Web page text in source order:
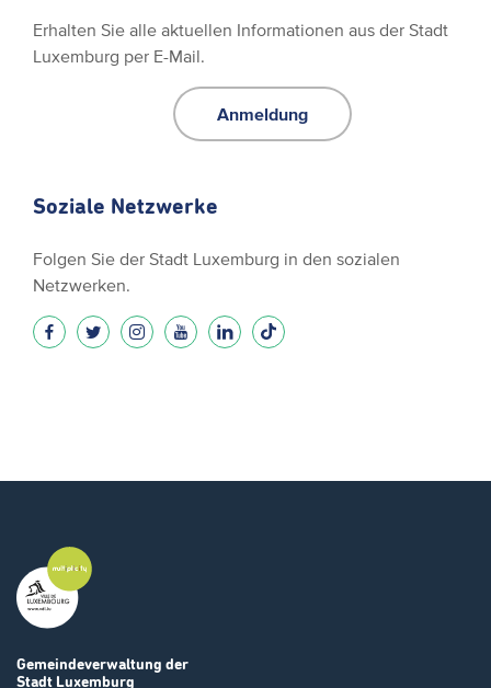
Erhalten Sie alle aktuellen Informationen aus der Stadt
Luxemburg per E-Mail.
Anmeldung
Soziale Netzwerke
Folgen Sie der Stadt Luxemburg in den sozialen
Netzwerken.
Gemeindeverwaltung der
Stadt Luxemburg